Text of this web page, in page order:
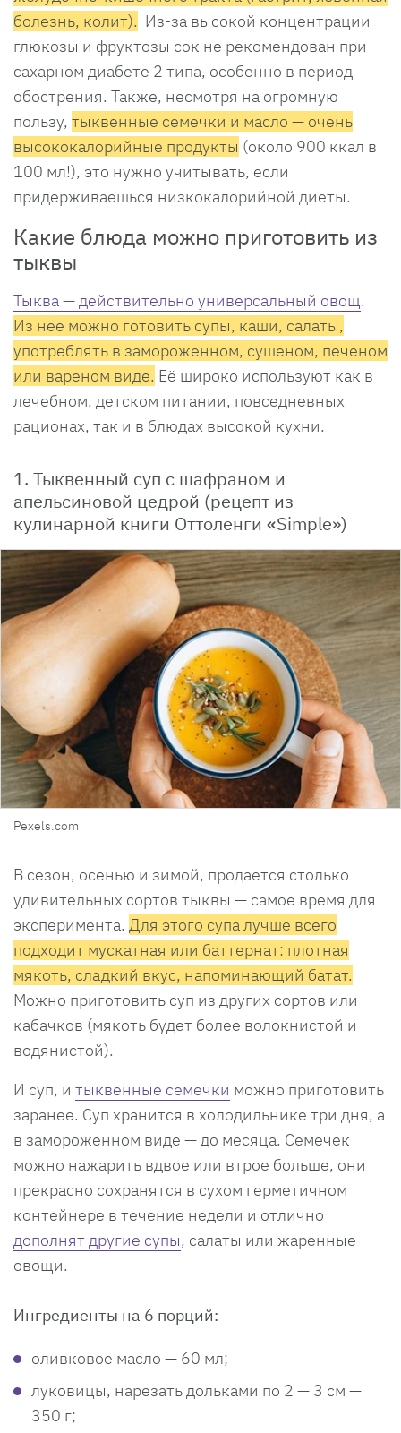
болезнь, колит). Из-за высокой концентрации
глюкозы и фруктозы сок не рекомендован при
сахарном диабете 2 типа, особенно в период
обострения. Также, несмотря на огромную
пользу, тыквенные семечки и масло — очень
высококалорийные продукты (около 900 ккал в
100 мл!), это нужно учитывать, если
придерживаешься низкокалорийной диеты.
Какие блюда можно приготовить из
тыквы
Тыква — действительно универсальный овощ.
Из нее можно готовить супы, каши, салаты,
употреблять в замороженном, сушеном, печеном
или вареном виде. Её широко используют как в
лечебном, детском питании, повседневных
рационах, так и в блюдах высокой кухни.
1. Тыквенный суп с шафраном и
апельсиновой цедрой (рецепт из
кулинарной книги Оттоленги «Simple»)
Pexels.com
В сезон, осенью и зимой, продается столько
удивительных сортов тыквы — самое время для
эксперимента. Для этого супа лучше всего
подходит мускатная или баттернат: плотная
мякоть, сладкий вкус, напоминающий батат.
Можно приготовить суп из других сортов или
кабачков (мякоть будет более волокнистой и
водянистой).
И суп, и тыквенные семечки можно приготовить
заранее. Суп хранится в холодильнике три дня, а
в замороженном виде — до месяца. Семечек
можно нажарить вдвое или втрое больше, они
прекрасно сохранятся в сухом герметичном
контейнере в течение недели и отлично
дополнят другие супы, салаты или жаренные
овощи.
Ингредиенты на 6 порций:
оливковое масло — 60 мл;
луковицы, нарезать дольками по 2 — 3 см —
350 г;